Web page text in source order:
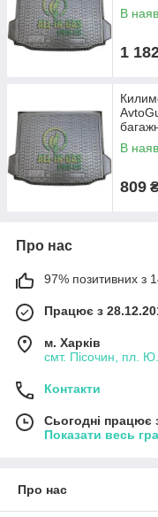
В
1
В
809
Про нас
97% позитивних з
Працює з
м. Харків
смт. Пісочин, пл.
Контакти
Сьогодні працює
Показати весь
Про нас